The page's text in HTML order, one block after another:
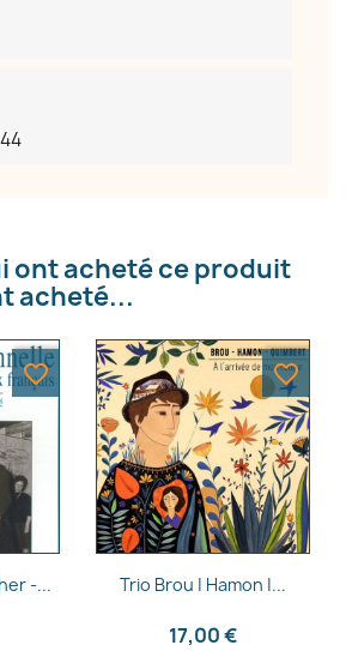
ont acheté ce produit
acheté...
-...
favorite_border
 Aperçu rapide
Trio Brou | Hamon |...
17,00 €
favorite_border
d'envies